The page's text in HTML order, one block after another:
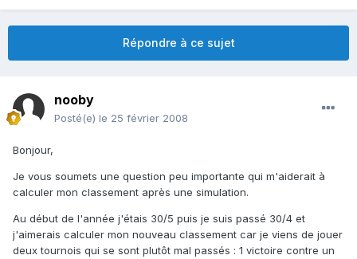
Répondre à ce sujet
nooby
Posté(e) le 25 février 2008
Bonjour,
Je vous soumets une question peu importante qui m'aiderait à
calculer mon classement après une simulation.
Au début de l'année j'étais 30/5 puis je suis passé 30/4 et
j'aimerais calculer mon nouveau classement car je viens de jouer
deux tournois qui se sont plutôt mal passés : 1 victoire contre un